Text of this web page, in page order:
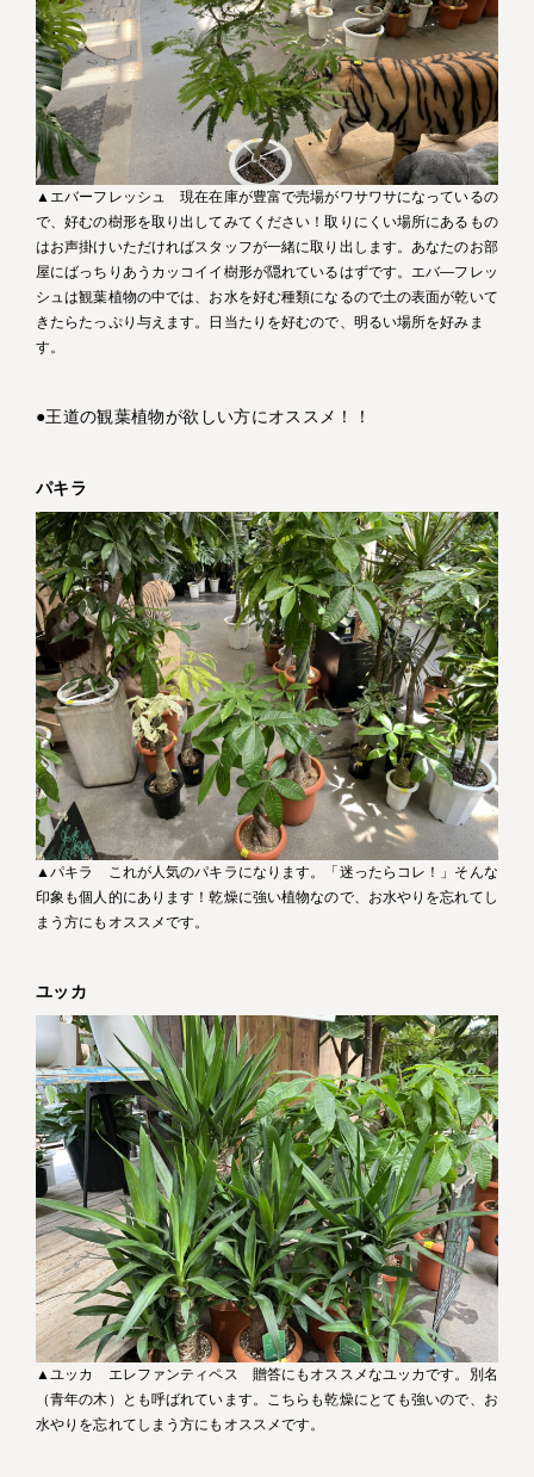
▲エバーフレッシュ 現在在庫が豊富で売場がワサワサになっているの
で、好むの樹形を取り出してみてください！取りにくい場所にあるもの
はお声掛けいただければスタッフが一緒に取り出します。あなたのお部
屋にばっちりあうカッコイイ樹形が隠れているはずです。エバ―フレッ
シュは観葉植物の中では、お水を好む種類になるので土の表面が乾いて
きたらたっぷり与えます。日当たりを好むので、明るい場所を好みま
す。
●王道の観葉植物が欲しい方にオススメ！！
パキラ
▲パキラ これが人気のパキラになります。「迷ったらコレ！」そんな
印象も個人的にあります！乾燥に強い植物なので、お水やりを忘れてし
まう方にもオススメです。
ユッカ
▲ユッカ エレファンティペス 贈答にもオススメなユッカです。別名
（青年の木）とも呼ばれています。こちらも乾燥にとても強いので、お
水やりを忘れてしまう方にもオススメです。